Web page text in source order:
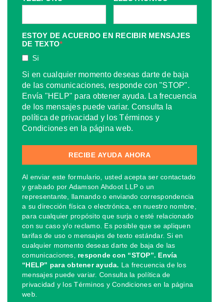
ESTOY DE ACUERDO EN RECIBIR MENSAJES
DE TEXTO*
Si
Si en cualquier momento deseas darte de baja
de las comunicaciones, responde con "STOP".
Envía "HELP" para obtener ayuda. La frecuencia
de los mensajes puede variar. Consulta la
política de privacidad y los Términos y
Condiciones en la página web.
Al enviar este formulario, usted acepta ser contactado
y grabado por Adamson Ahdoot LLP o un
representante, llamando o enviando correspondencia
a su dirección física o electrónica, en nuestro nombre,
para cualquier propósito que surja o esté relacionado
con su caso y/o reclamo. Es posible que se apliquen
tarifas de uso o mensajes de texto estándar. Si en
cualquier momento deseas darte de baja de las
comunicaciones, responde con “STOP”. Envía
“HELP” para obtener ayuda. La frecuencia de los
mensajes puede variar. Consulta la política de
privacidad y los Términos y Condiciones en la página
web.